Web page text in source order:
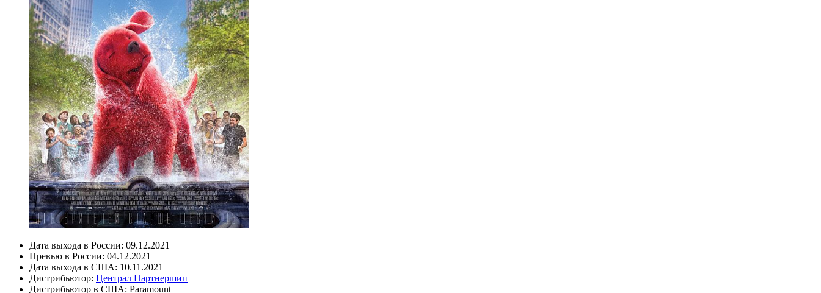
Дата выхода в России: 09.12.2021
Превью в России: 04.12.2021
Дата выхода в США: 10.11.2021
Дистрибьютор: Централ Партнершип
Дистрибьютор в США: Paramount